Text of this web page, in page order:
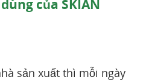
của SKIAN
sản xuất thì mỗi ngày